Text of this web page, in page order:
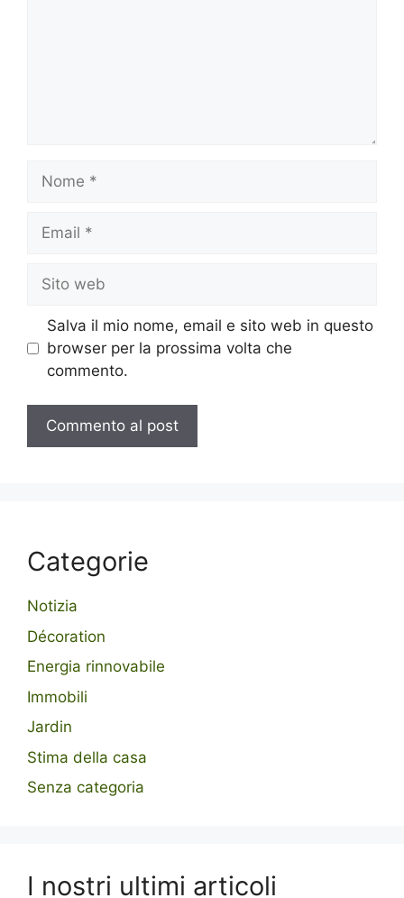
web
Salva il mio nome, email e sito web in questo
browser per la prossima volta che
commento.
Categorie
Notizia
Décoration
Energia rinnovabile
Immobili
Jardin
Stima della casa
Senza categoria
I nostri ultimi articoli